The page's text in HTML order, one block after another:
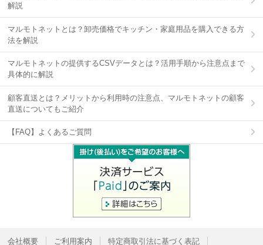
解説
マルモトネットとは？卸売価格でキッチン・家庭用品を購入できる方
法を解説
マルモトネットの提供するCSVデータとは？活用手順から注意点まで
具体的に解説
顧客直送とは？メリットから利用時の注意点、マルモトネットの顧客
直送についてもご紹介
【FAQ】よくあるご質問
会社概要 ご利用案内 特定商取引法に基づく表記